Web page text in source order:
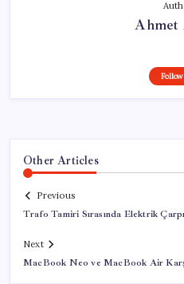
Ahmet
Other Articles
Previous
Trafo Tamiri Sırasında Elektrik
Next
MacBook Neo ve MacBook Air